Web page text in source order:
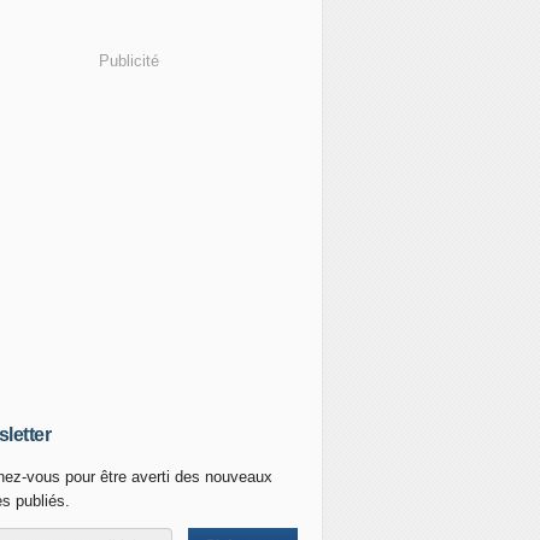
Publicité
vous pour être averti des nouveaux
publiés.